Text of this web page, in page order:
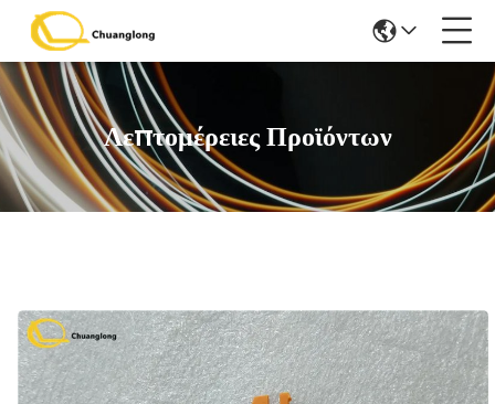
Λεπτομέρειες Προϊόντων